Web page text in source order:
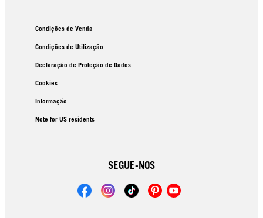
Condições de Venda
Condições de Utilização
Declaração de Proteção de Dados
Cookies
Informação
Note for US residents
SEGUE-NOS